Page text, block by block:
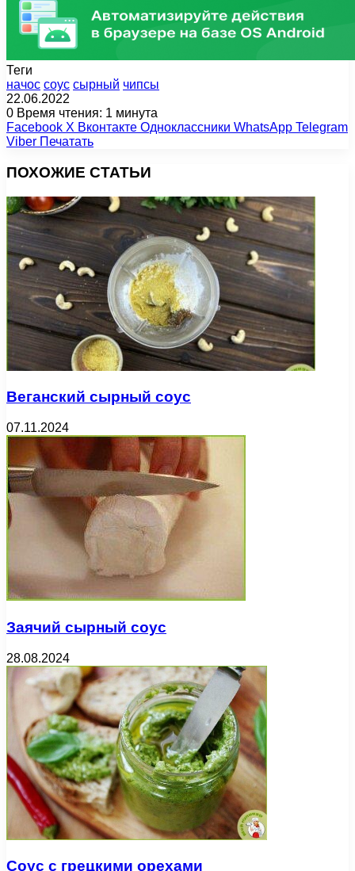
Теги
начос соус сырный чипсы
22.06.2022
0 Время чтения: 1 минута
Facebook X Вконтакте Одноклассники WhatsApp Telegram
Viber Печатать
ПОХОЖИЕ СТАТЬИ
Веганский сырный соус
07.11.2024
Заячий сырный соус
28.08.2024
Соус с грецкими орехами